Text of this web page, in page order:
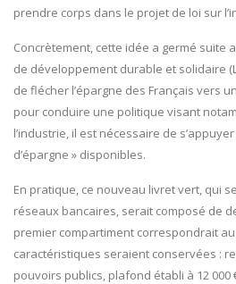
prendre corps dans le projet de loi sur
Concrètement, cette idée a germé suite
de développement durable et solidaire
de flécher l’épargne des Français vers
pour conduire une politique visant
l’industrie, il est nécessaire de
d’épargne » disponibles.
En pratique, ce nouveau livret vert, qui
réseaux bancaires, serait composé de
premier compartiment correspondrait au
caractéristiques seraient conservées :
pouvoirs publics, plafond établi à 12